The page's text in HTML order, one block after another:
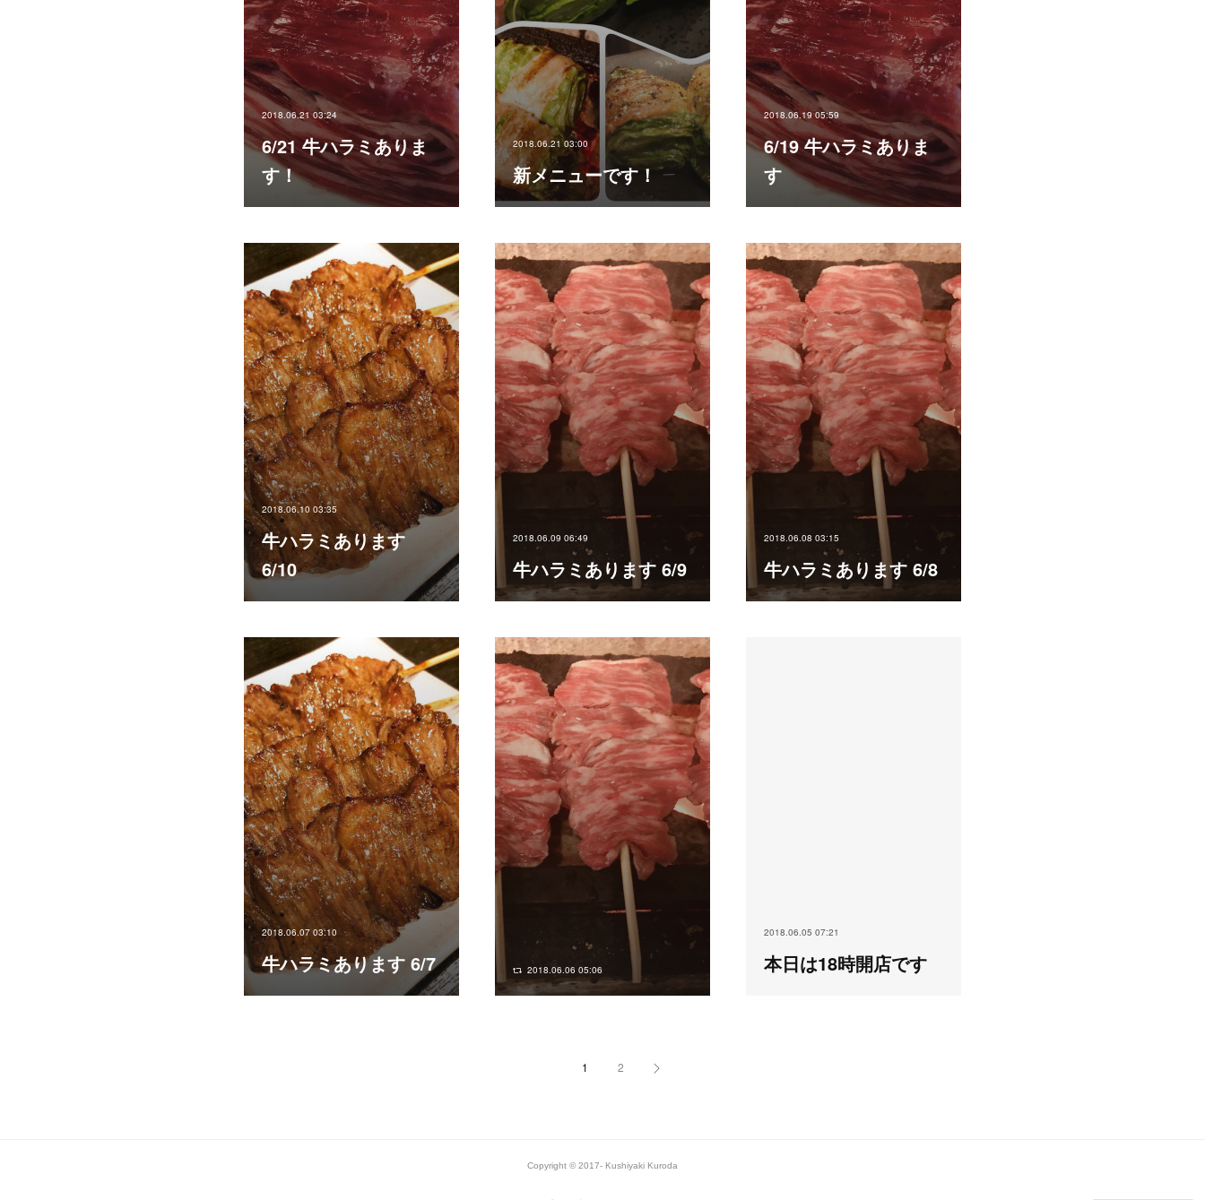
2018.06.21 03:24
6/21 牛ハラミありま
す！
2018.06.21 03:00
新メニューです！
2018.06.19 05:59
6/19 牛ハラミありま
す
2018.06.10 03:35
牛ハラミあります
6/10
2018.06.09 06:49
牛ハラミあります 6/9
2018.06.08 03:15
牛ハラミあります 6/8
2018.06.07 03:10
牛ハラミあります 6/7 2018.06.06 05:06
2018.06.05 07:21
本日は18時開店です
1 2
Copyright © 2017- Kushiyaki Kuroda